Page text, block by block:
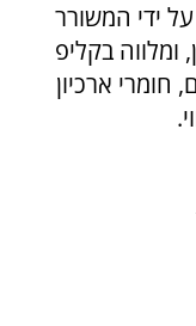
ידי המשורר
ומלווה בקליפ
חומרי ארכיון